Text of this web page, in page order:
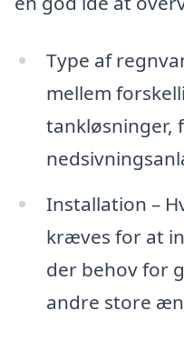
Type af
mellem
tankløsninger,
Installation –
kræves for at
der behov for
andre store